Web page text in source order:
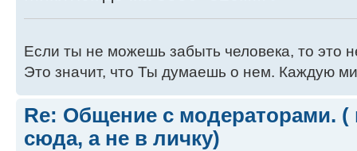
Если ты не можешь забыть человека, то это
Это значит, что Ты думаешь о нем. Каждую
Re: Общение с модераторами.
сюда, а не в личку)